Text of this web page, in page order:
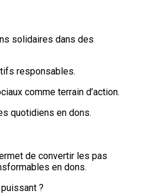
solidaires dans des
responsables.
comme terrain d’action.
quotidiens en dons.
de convertir les pas
en dons.
?